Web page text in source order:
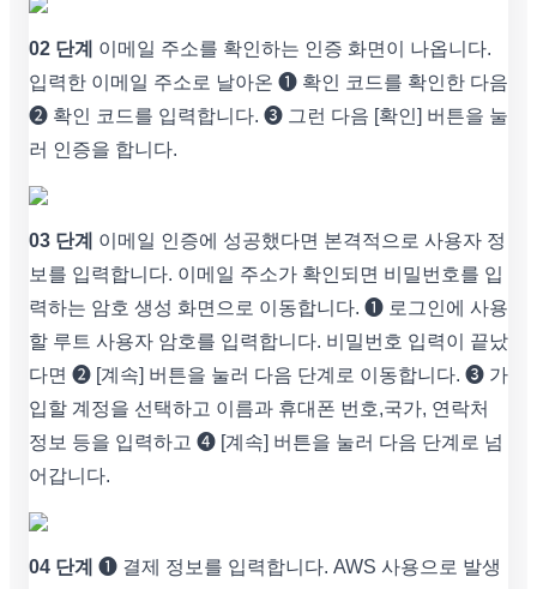
02 단계
이메일 주소를 확인하는 인증 화면이 나옵니다.
입력한 이메일 주소로 날아온 ➊ 확인 코드를 확인한 다음
➋ 확인 코드를 입력합니다. ➌ 그런 다음 [확인] 버튼을 눌
러 인증을 합니다.
03 단계
이메일 인증에 성공했다면 본격적으로 사용자 정
보를 입력합니다. 이메일 주소가 확인되면 비밀번호를 입
력하는 암호 생성 화면으로 이동합니다. ➊ 로그인에 사용
할 루트 사용자 암호를 입력합니다. 비밀번호 입력이 끝났
다면 ➋ [계속] 버튼을 눌러 다음 단계로 이동합니다. ➌ 가
입할 계정을 선택하고 이름과 휴대폰 번호,국가, 연락처
정보 등을 입력하고 ➍ [계속] 버튼을 눌러 다음 단계로 넘
어갑니다.
04 단계 ➊ 결제 정보를 입력합니다. AWS 사용으로 발생